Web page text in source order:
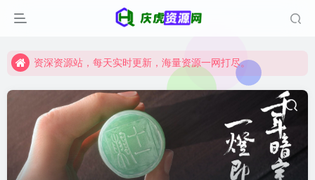
资深资源站，每天实时更新，海量资源一网打尽。
资深资源站，每天实时更新，海量资源一网打尽。
【启明网】找项目 + 低成本创业 + 减少信息差 + 见识各种项目 + 提升网创认知。